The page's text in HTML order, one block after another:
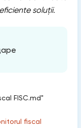
soluții.
FISC.md"
fiscal